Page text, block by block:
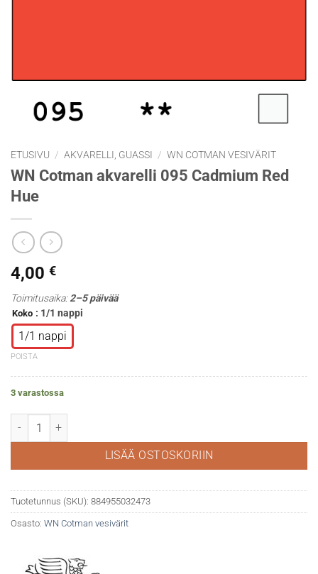
ETUSIVU / AKVARELLI, GUASSI / WN COTMAN VESIVÄRIT
WN Cotman akvarelli 095 Cadmium Red
Hue
4,00 €
Toimitusaika:2–5 päivää
Koko : 1/1 nappi
1/1 nappi
POISTA
3 varastossa
WN Cotman akvarelli 095 Cadmium Red Hue määrä
LISÄÄ OSTOSKORIIN
Tuotetunnus (SKU): 884955032473
Osasto: WN Cotman vesivärit